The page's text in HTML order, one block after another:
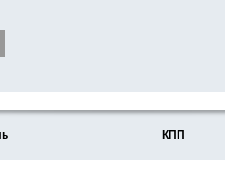
КПП